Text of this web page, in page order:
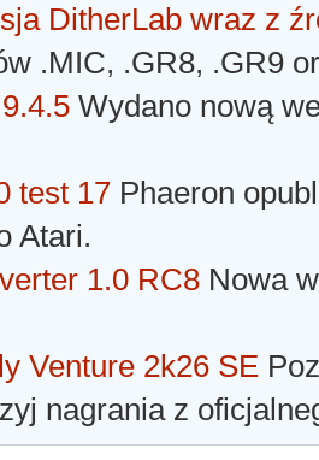
DitherLab wraz z
.MIC, .GR8, .GR9
Wydano nową
test 17 Phaeron
Atari.
1.0 RC8 Nowa
Venture 2k26 SE
nagrania z